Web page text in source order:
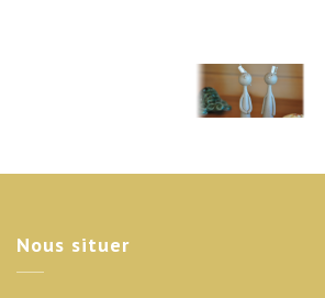
Nous situer